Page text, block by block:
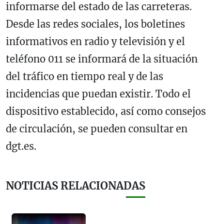
informarse del estado de las carreteras.
Desde las redes sociales, los boletines
informativos en radio y televisión y el
teléfono 011 se informará de la situación
del tráfico en tiempo real y de las
incidencias que puedan existir. Todo el
dispositivo establecido, así como consejos
de circulación, se pueden consultar en
dgt.es.
NOTICIAS RELACIONADAS